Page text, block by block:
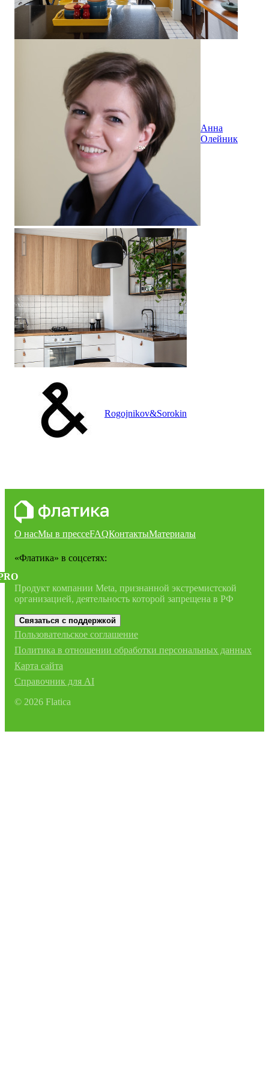
Анна
Олейник
Квартира 35 м2
Rogojnikov&Sorokin
О насМы в прессеFAQКонтактыМатериалы
«Флатика» в соцсетях:
Продукт компании Meta, признанной экстремистской
организацией, деятельность которой запрещена в РФ
Связаться с поддержкой
Пользовательское соглашение
Политика в отношении обработки персональных данных
Карта сайта
Справочник для AI
© 2026 Flatica